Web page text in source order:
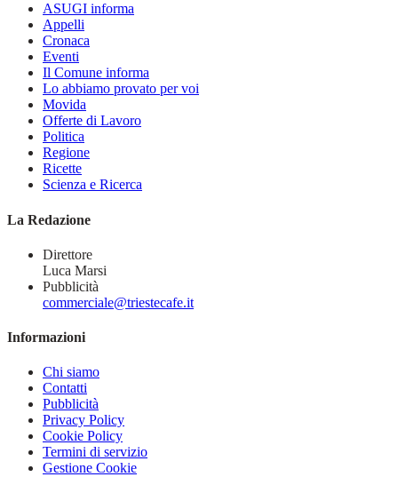
ASUGI informa
Appelli
Cronaca
Eventi
Il Comune informa
Lo abbiamo provato per voi
Movida
Offerte di Lavoro
Politica
Regione
Ricette
Scienza e Ricerca
La Redazione
Direttore
Luca Marsi
Pubblicità
commerciale@triestecafe.it
Informazioni
Chi siamo
Contatti
Pubblicità
Privacy Policy
Cookie Policy
Termini di servizio
Gestione Cookie